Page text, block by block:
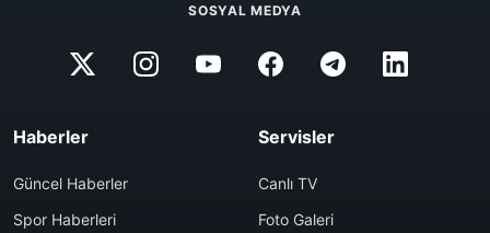
SOSYAL MEDYA
Haberler
Güncel Haberler
Spor Haberleri
Servisler
Canlı TV
Foto Galeri